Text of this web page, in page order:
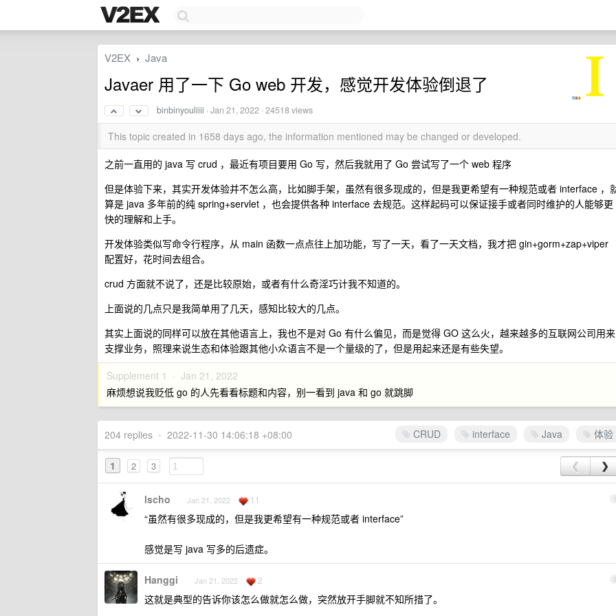
V2EX › Java
Javaer 用了一下 Go web 开发，感觉开发体验倒退了
binbinyouliiii ·Jan 21, 2022 · 24518 views
This topic created in 1658 days ago, the information mentioned may be changed or developed.
之前一直用的 java 写 crud ，最近有项目要用 Go 写，然后我就用了 Go 尝试写了一个 web 程序
但是体验下来，其实开发体验并不怎么高，比如脚手架，虽然有很多现成的，但是我更希望有一种规范或者 interface ，
算是 java 多年前的纯 spring+servlet ，也会提供各种 interface 去规范。这样起码可以保证接手或者同时维护的人能够更
快的理解和上手。
开发体验类似写命令行程序，从 main 函数一点点往上加功能，写了一天，看了一天文档，我才把 gin+gorm+zap+viper
配置好，花时间去组合。
crud 方面就不说了，还是比较原始，或者有什么奇淫巧计我不知道的。
上面说的几点只是我简单用了几天，感知比较大的几点。
其实上面说的同样可以放在其他语言上，我也不是对 Go 有什么偏见，而是觉得 GO 这么火，越来越多的互联网公司用来
支撑业务，照理来说生态和体验跟其他小众语言不是一个量级的了，但是用起来还是有些失望。
Supplement 1 · Jan 21, 2022
麻烦想说我贬低 go 的人先看看标题和内容，别一看到 java 和 go 就跳脚
CRUD interface Java 体验
204 replies • 2022-11-30 14:06:18 +08:00
1 2 3 ❮ ❯
1
lscho Jan 21, 2022 11
“虽然有很多现成的，但是我更希望有一种规范或者 interface”
感觉是写 java 写多的后遗症。
2
Hanggi Jan 21, 2022 2
这就是典型的告诉你该怎么做就怎么做，突然放开手脚就不知所措了。